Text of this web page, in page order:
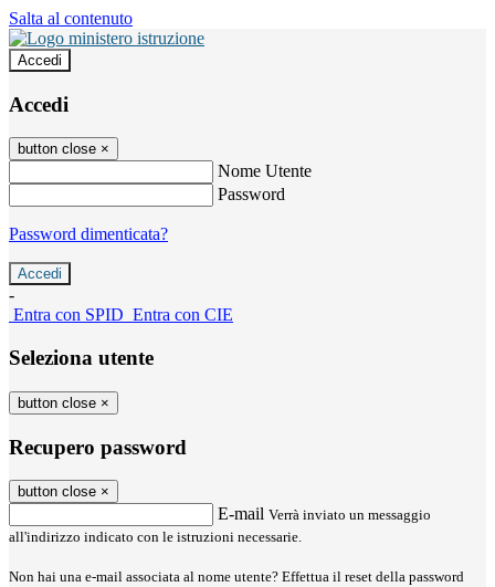
Salta al contenuto
Accedi
Accedi
button close ×
Nome Utente
Password
Password dimenticata?
-
Entra con SPID Entra con CIE
Seleziona utente
button close ×
Recupero password
button close ×
E-mail Verrà inviato un messaggio
all'indirizzo indicato con le istruzioni necessarie.
Non hai una e-mail associata al nome utente? Effettua il reset della password